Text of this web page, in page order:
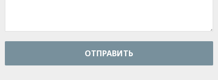
ОТПРАВИТЬ